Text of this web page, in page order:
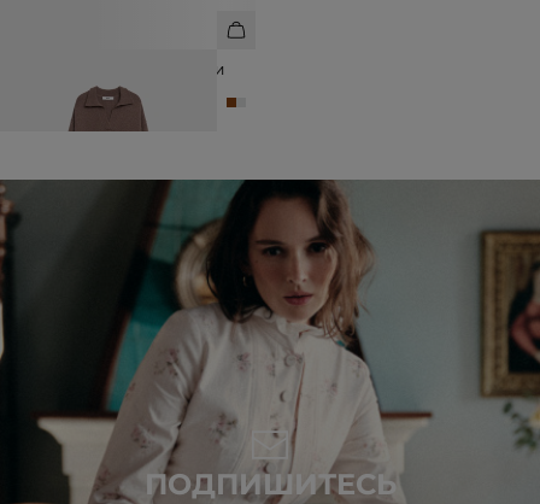
ПЛАТЬЕ МИДИ ИЗ КАШЕМИРА И
ПОДПИШИТЕСЬ